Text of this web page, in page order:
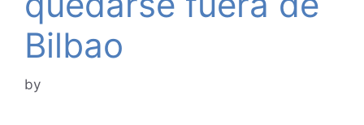
Bilbao
by